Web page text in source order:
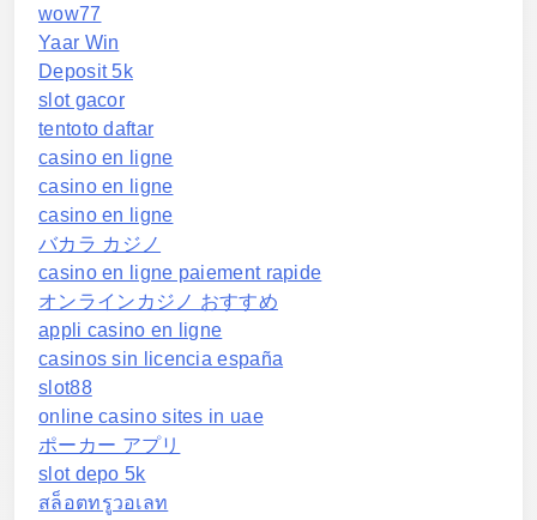
wow77
Yaar Win
Deposit 5k
slot gacor
tentoto daftar
casino en ligne
casino en ligne
casino en ligne
バカラ カジノ
casino en ligne paiement rapide
オンラインカジノ おすすめ
appli casino en ligne
casinos sin licencia españa
slot88
online casino sites in uae
ポーカー アプリ
slot depo 5k
สล็อตทรูวอเลท